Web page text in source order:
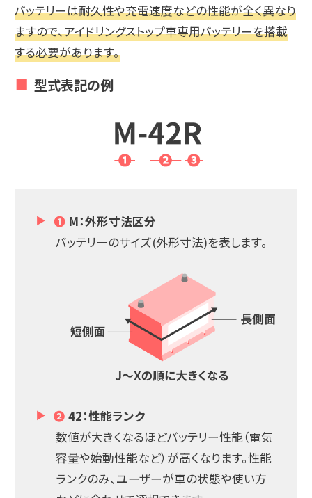
バッテリーは耐久性や充電速度などの性能が全く異なり
ますので、アイドリングストップ車専用バッテリーを搭載
する必要があります。
型式表記の例
❶M：外形寸法区分
バッテリーのサイズ(外形寸法)を表します。
❷ 42：性能ランク
数値が大きくなるほどバッテリー性能（電気
容量や始動性能など）が高くなります。性能
ランクのみ、ユーザーが車の状態や使い方